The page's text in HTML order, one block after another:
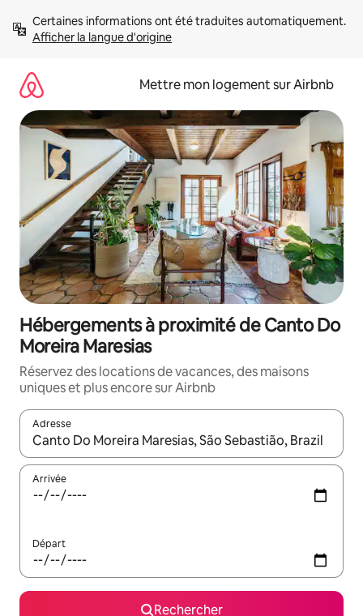
directement
Afficher la langue d'origine
Mettre mon logement sur Airbnb
Hébergements à proximité de Canto Do
Moreira Maresias
Réservez des locations de vacances, des maisons
uniques et plus encore sur Airbnb
Adresse
Lorsque les résultats s'affichent, utilisez les flèches vers le
Arrivée
Départ
Rechercher